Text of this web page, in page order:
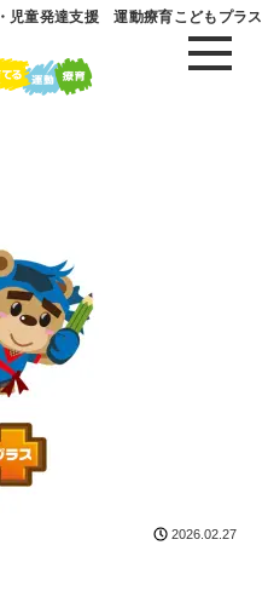
児童発達支援 運動療育こどもプラス
2026.02.27